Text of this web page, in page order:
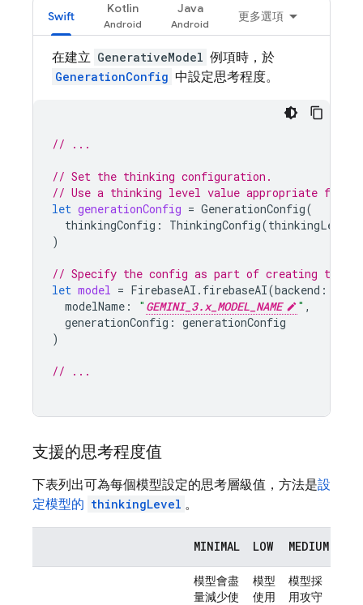
Swift
Kotlin Java
更多選項
在建立 GenerativeModel 例項時，於
GenerationConfig 中設定思考程度。
// ...
// Set the thinking configuration.
// Use a thinking level value appropriate for
let generationConfig = GenerationConfig(
thinkingConfig : ThinkingConfig(thinkingLevel
)
// Specify the config as part of creating the
let model = FirebaseAI . firebaseAI(backend :
modelName : " GEMINI_3.x_MODEL_NAME " ,
generationConfig : generationConfig
)
// ...
支援的思考程度值
下表列出可為每個模型設定的思考層級值，方法是設
定模型的 thinkingLevel 。
MINIMAL LOW MEDIUM
模型會盡
量減少使
模型
使用
模型採
用攻守